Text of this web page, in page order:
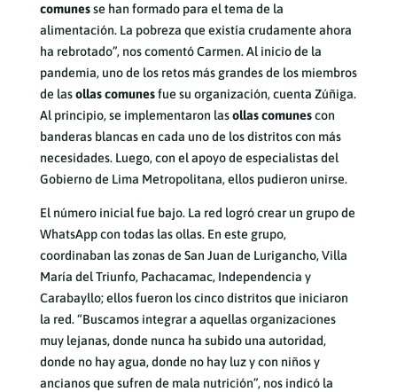
comunesse han formado para el tema de la
alimentación. La pobreza que existía crudamente ahora
ha rebrotado”, nos comentó Carmen. Al inicio de la
pandemia, uno de los retos más grandes de los miembros
de lasollas comunesfue su organización, cuenta Zúñiga.
Al principio, se implementaron lasollas comunescon
banderas blancas en cada uno de los distritos con más
necesidades. Luego, con el apoyo de especialistas del
Gobierno de Lima Metropolitana, ellos pudieron unirse.
El número inicial fue bajo. La red logró crear un grupo de
WhatsApp con todas las ollas. En este grupo,
coordinaban las zonas de San Juan de Lurigancho, Villa
María del Triunfo, Pachacamac, Independencia y
Carabayllo; ellos fueron los cinco distritos que iniciaron
la red. “Buscamos integrar a aquellas organizaciones
muy lejanas, donde nunca ha subido una autoridad,
donde no hay agua, donde no hay luz y con niños y
ancianos que sufren de mala nutrición”, nos indicó la